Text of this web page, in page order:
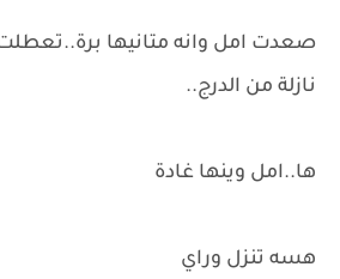
صعدت امل وانه متانيها
نازلة من الدرج..
ها..امل وينها غادة
هسه تنزل وراي